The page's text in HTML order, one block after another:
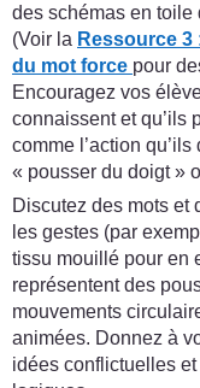
des schémas en toile
(Voir la Ressource 3
du mot force pour
Encouragez vos
connaissent et qu’ils
comme l’action
« pousser du doigt »
Discutez des mots et
les gestes (par
tissu mouillé pour en
représentent des
mouvements
animées. Donnez à
idées conflictuelles